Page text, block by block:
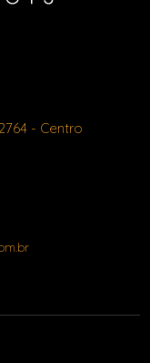
- Centro